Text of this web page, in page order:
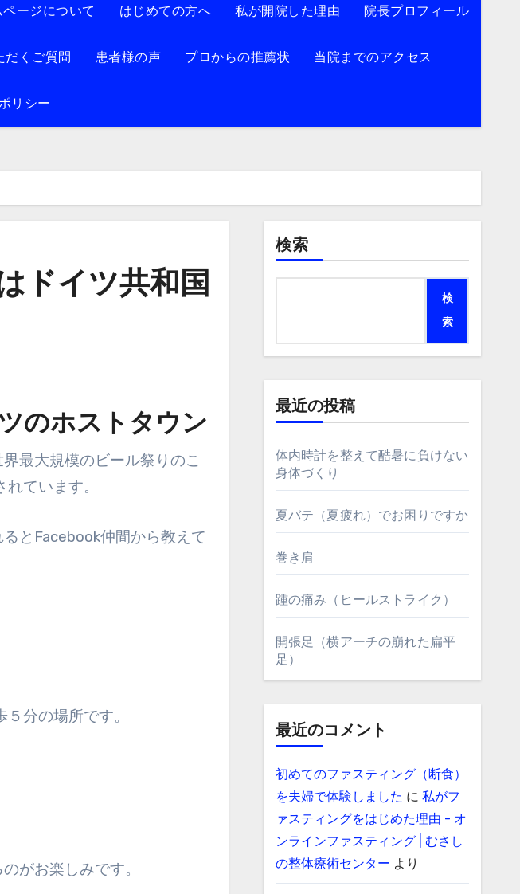
ページについて はじめての方へ 私が開院した理由 院長プロフィール
だくご質問 患者様の声 プロからの推薦状 当院までのアクセス
リシー
ドイツ共和国
のホストタウン
ています。
とFacebook仲間から教えて
分の場所です。
がお楽しみです。
検索
検
索
最近の投稿
体内時計を整えて酷暑に負けない
身体づくり
夏バテ（夏疲れ）でお困りですか
巻き肩
踵の痛み（ヒールストライク）
開張足（横アーチの崩れた扁平
足）
最近のコメント
初めてのファスティング（断食）
を夫婦で体験しました に 私がフ
ァスティングをはじめた理由 - オ
ンラインファスティング | むさし
の整体療術センター より